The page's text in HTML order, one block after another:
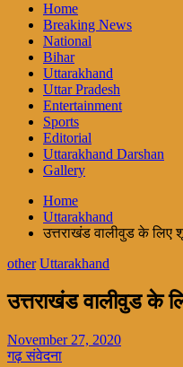
Home
Breaking News
National
Bihar
Uttarakhand
Uttar Pradesh
Entertainment
Sports
Editorial
Uttarakhand Darshan
Gallery
Home
Uttarakhand
उत्तराखंड वालीवुड के लिए
other Uttarakhand
उत्तराखंड वालीवुड के
November 27, 2020
गढ़ संवेदना